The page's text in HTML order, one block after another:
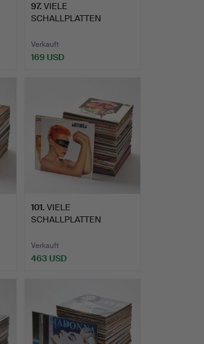
97. VIELE
SCHALLPLATTEN
(1…
Verkauft
169 USD
101. VIELE
SCHALLPLATTEN
(1…
Verkauft
463 USD